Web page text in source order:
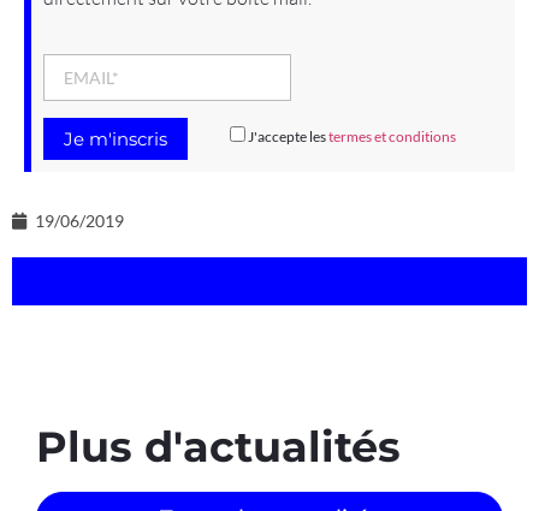
J'accepte lestermes et conditions
19/06/2019
Plus d'actualités